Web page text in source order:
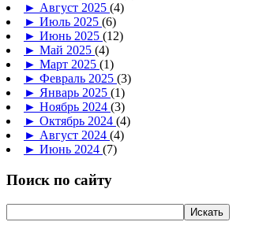
► Август 2025 (4)
► Июль 2025 (6)
► Июнь 2025 (12)
► Май 2025 (4)
► Март 2025 (1)
► Февраль 2025 (3)
► Январь 2025 (1)
► Ноябрь 2024 (3)
► Октябрь 2024 (4)
► Август 2024 (4)
► Июнь 2024 (7)
Поиск по сайту